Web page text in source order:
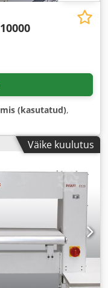
(kasutatud),
Väike kuulutus